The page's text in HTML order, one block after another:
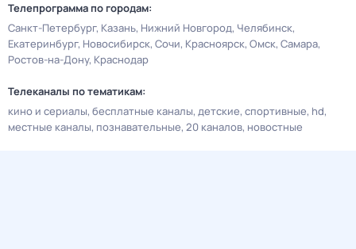
Телепрограмма по городам:
Санкт-Петербург Казань Нижний Новгород Челябинск
Екатеринбург Новосибирск Сочи Красноярск Омск Самара
Ростов-на-Дону Краснодар
Телеканалы по тематикам:
кино и сериалы бесплатные каналы детские спортивные hd
местные каналы познавательные 20 каналов новостные